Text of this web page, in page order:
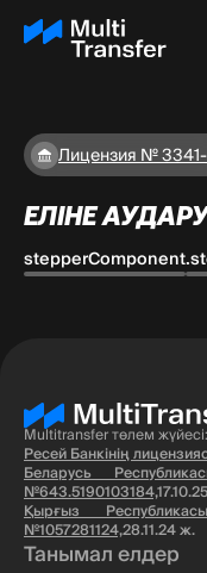
Лицензия №
ЕЛІНЕ
Multitransfer төлем жүйесі:
Ресей Банкінің
Беларусь
№643.5190103184,
Қырғыз
№1057281124,28.11.24 ж.
Танымал елдер